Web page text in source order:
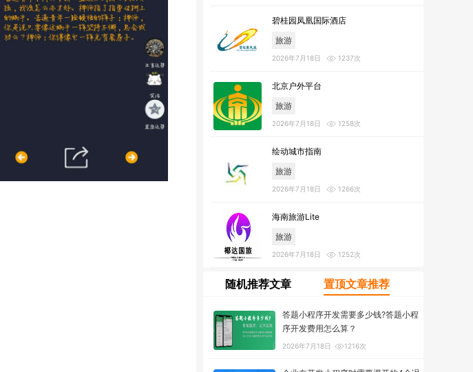
碧桂园凤凰国际酒店
旅游
2026年7月18日 1237次
北京户外平台
旅游
2026年7月18日 1258次
绘动城市指南
旅游
2026年7月18日 1266次
海南旅游Lite
旅游
2026年7月18日 1252次
随机推荐文章 置顶文章推荐
答题小程序开发需要多少钱?答题小程
序开发费用怎么算？
2026年7月18日 1216次